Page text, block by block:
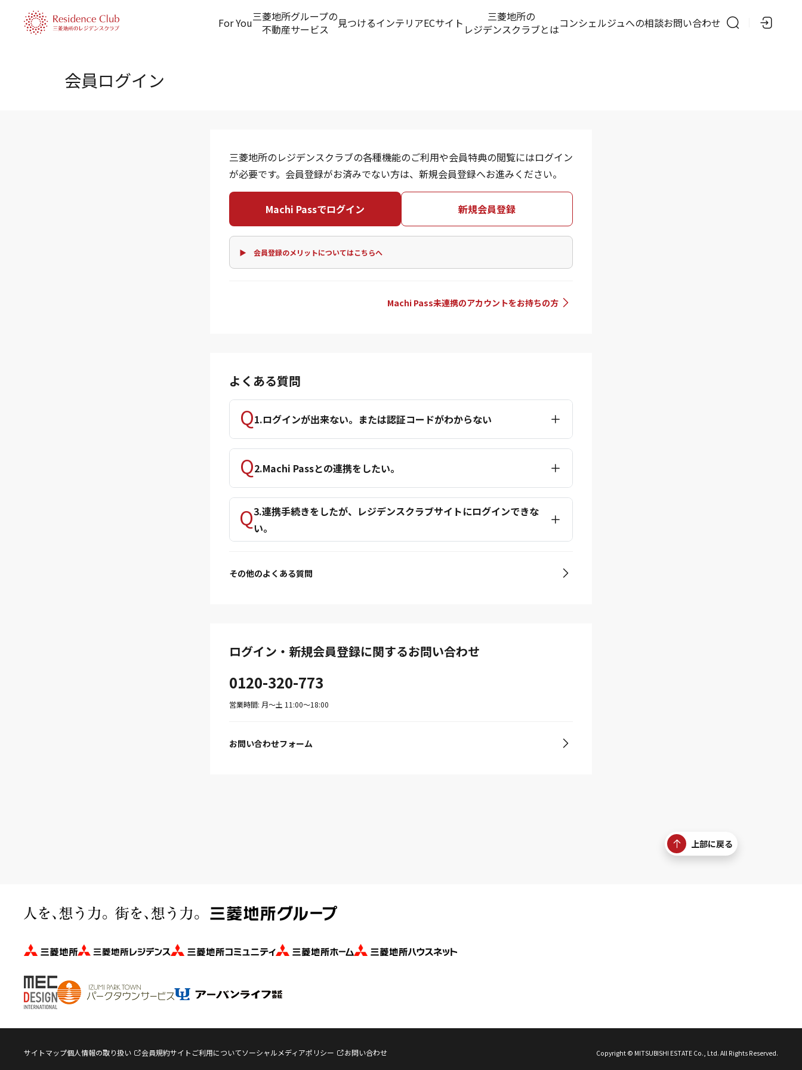
For You三菱地所グループの
不動産サービス
見つけるインテリアECサイト
三菱地所の
レジデンスクラブとはコンシェルジュへの相談お問い合わせ
会員ログイン
三菱地所のレジデンスクラブの各種機能のご利用や会員特典の閲覧にはログイン
が必要です。会員登録がお済みでない方は、新規会員登録へお進みください。
Machi Passでログイン 新規会員登録
▶ 会員登録のメリットについてはこちらへ
Machi Pass未連携のアカウントをお持ちの方
よくある質問
1.ログインが出来ない。または認証コードがわからない
2.Machi Passとの連携をしたい。
3.連携手続きをしたが、レジデンスクラブサイトにログインできな
い。
その他のよくある質問
ログイン・新規会員登録に関するお問い合わせ
0120-320-773
営業時間: 月〜土 11:00〜18:00
お問い合わせフォーム
上部に戻る
サイトマップ個人情報の取り扱い 会員規約サイトご利用についてソーシャルメディアポリシー お問い合わせ Copyright © MITSUBISHI ESTATE Co., Ltd. All Rights Reserved.